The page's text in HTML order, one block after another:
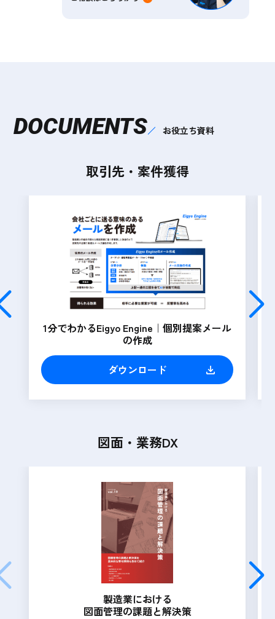
DOCUMENTS お役立ち資料
取引先・案件獲得
1分でわかるEigyo Engine｜個別提案メール
の作成
ダウンロード
図面・業務DX
製造業における
図面管理の課題と解決策